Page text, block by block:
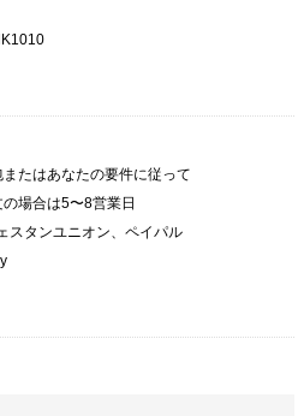
たはあなたの要件に従って
場合は5〜8営業日
スタンユニオン、ペイパル